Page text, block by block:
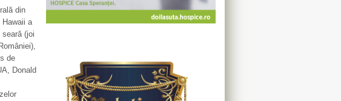
din
a
seară (joi
de
Donald